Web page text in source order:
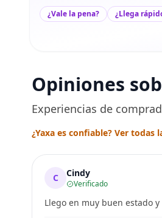
¿Vale la pena? ¿Llega
Opiniones
Experiencias de
¿Yaxa es confiable? Ver todas
C Cindy
Verificado
Llego en muy buen estado